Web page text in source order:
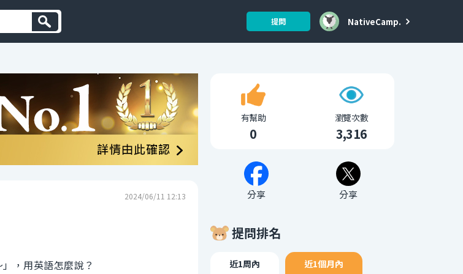
提問 NativeCamp.
2024/06/11 12:13
，用英語怎麼說？
有幫助
0
瀏覽次數
3,316
分享 分享
提問排名
近1周內 近1個月內